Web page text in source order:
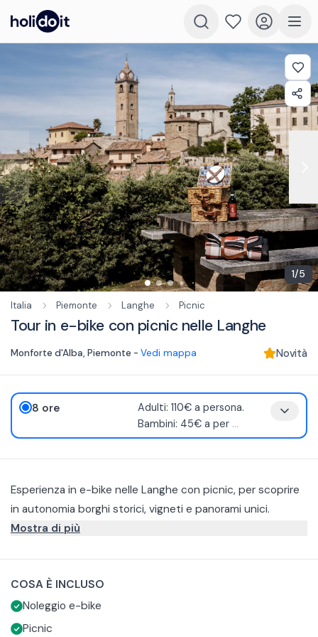
1/5
Italia Piemonte Langhe Picnic
Tour in e-bike con picnic nelle Langhe
Monforte d'Alba, Piemonte - Vedi mappa Novità
8 ore
Adulti: 110€ a persona.
Bambini: 45€ a per...
Esperienza in e-bike nelle Langhe con picnic, per scoprire
in autonomia borghi storici, vigneti e panorami unici.
L’attività inizia presso la Tenuta Bussia, ai piedi di Barolo,
personalizzato tramite app. Da qui potrai partire
liberamente per esplorare il territorio, attraversando
paesaggi suggestivi e alcuni degli 11 comuni dell’area del
Mostra di più
COSA È INCLUSO
Noleggio e-bike
Picnic